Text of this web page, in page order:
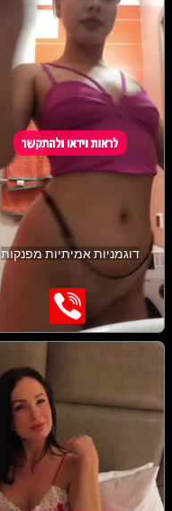
דוגמניות אמיתיות מפנקות